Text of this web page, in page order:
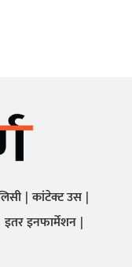
कांटेक्ट उस
इतर इनफार्मेशन